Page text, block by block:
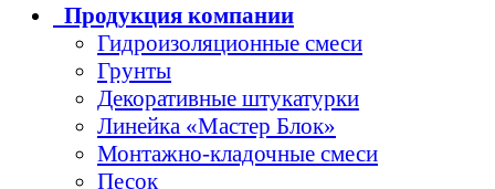
Продукция компании
Гидроизоляционные смеси
Грунты
Декоративные штукатурки
Линейка «Мастер Блок»
Монтажно-кладочные смеси
Песок